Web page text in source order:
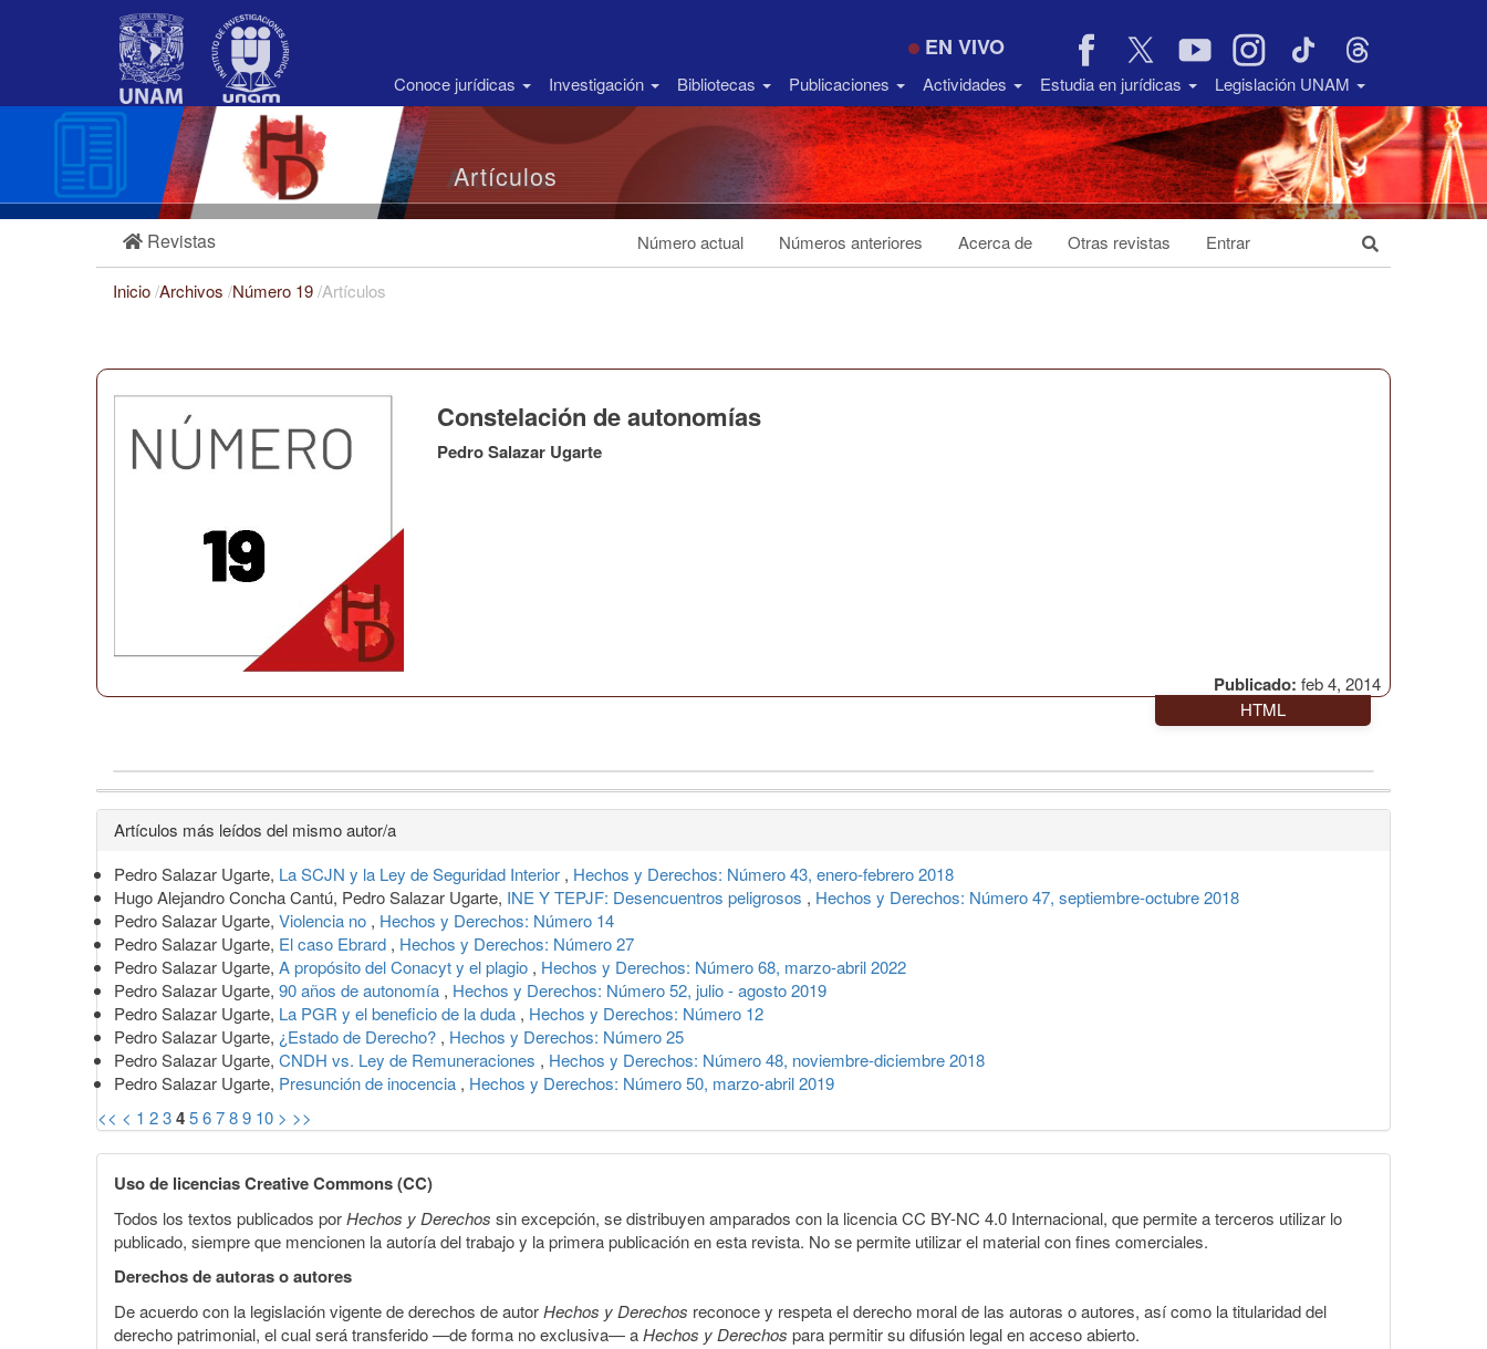
Barra
EN VIVO
Conoce jurídicas Investigación Bibliotecas Publicaciones Actividades Estudia en jurídicas Legislación UNAM
Artículos
Revistas Número actual Números anteriores Acerca de Otras revistas Entrar
Inicio/Archivos /Número 19/Artículos
Publicado: feb 4, 2014
Constelación de autonomías
Pedro Salazar Ugarte
HTML
Detalles
del
artículo
Artículos más leídos del mismo autor/a
Pedro Salazar Ugarte, La SCJN y la Ley de Seguridad Interior , Hechos y Derechos: Número 43, enero-febrero 2018
Hugo Alejandro Concha Cantú, Pedro Salazar Ugarte, INE Y TEPJF: Desencuentros peligrosos , Hechos y Derechos: Número 47, septiembre-octubre 2018
Pedro Salazar Ugarte, Violencia no , Hechos y Derechos: Número 14
Pedro Salazar Ugarte, El caso Ebrard , Hechos y Derechos: Número 27
Pedro Salazar Ugarte, A propósito del Conacyt y el plagio , Hechos y Derechos: Número 68, marzo-abril 2022
Pedro Salazar Ugarte, 90 años de autonomía , Hechos y Derechos: Número 52, julio - agosto 2019
Pedro Salazar Ugarte, La PGR y el beneficio de la duda , Hechos y Derechos: Número 12
Pedro Salazar Ugarte, ¿Estado de Derecho? , Hechos y Derechos: Número 25
Pedro Salazar Ugarte, CNDH vs. Ley de Remuneraciones , Hechos y Derechos: Número 48, noviembre-diciembre 2018
Pedro Salazar Ugarte, Presunción de inocencia , Hechos y Derechos: Número 50, marzo-abril 2019
<< < 1 23456789 10 > >>
Uso de licencias Creative Commons (CC)
Todos los textos publicados porHechos y Derechos sin excepción, se distribuyen amparados con la licencia CC BY-NC 4.0 Internacional, que permite a terceros utilizar lo
publicado, siempre que mencionen la autoría del trabajo y la primera publicación en esta revista. No se permite utilizar el material con fines comerciales.
Derechos de autoras o autores
De acuerdo con la legislación vigente de derechos de autorHechos y Derechos reconoce y respeta el derecho moral de las autoras o autores, así como la titularidad del
derecho patrimonial, el cual será transferido —de forma no exclusiva— aHechos y Derechos para permitir su difusión legal en acceso abierto.